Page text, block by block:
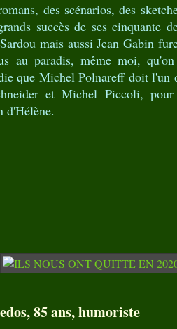
des scénarios, des
succès de ses cinquante
mais aussi Jean Gabin
au paradis, même moi,
que Michel Polnareff doit l'un
et Michel Piccoli,
d'Hélène.
85 ans, humoriste